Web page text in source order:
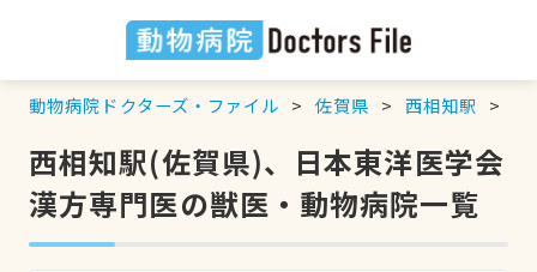
動物病院ドクターズ・ファイル 佐賀県 西相知駅
西相知駅(佐賀県)、日本東洋医学会
漢方専門医の獣医・動物病院一覧